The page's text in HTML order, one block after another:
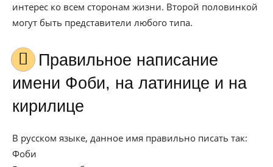
интерес ко всем сторонам жизни. Второй половинкой
могут быть представители любого типа.
Правильное написание
имени Фоби, на латинице и на
кирилице
В русском языке, данное имя правильно писать так:
Фоби